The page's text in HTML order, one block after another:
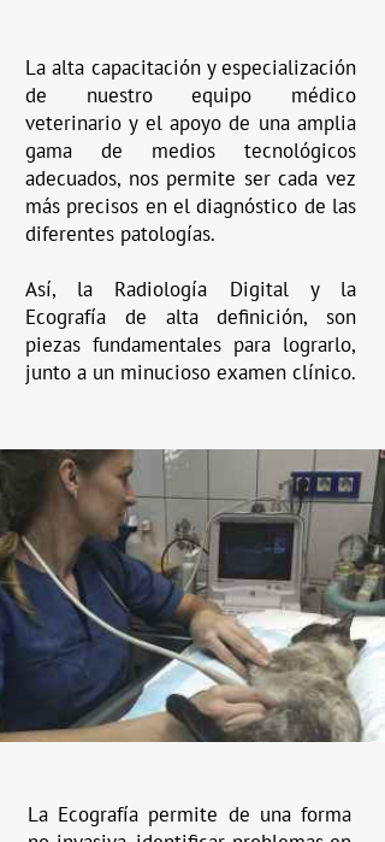
La alta capacitación y especialización
de nuestro equipo médico
veterinario y el apoyo de una amplia
gama de medios tecnológicos
adecuados, nos permite ser cada vez
más precisos en el diagnóstico de las
diferentes patologías.
Así, la Radiología Digital y la
Ecografía de alta definición, son
piezas fundamentales para lograrlo,
junto a un minucioso examen clínico.
La Ecografía permite de una forma